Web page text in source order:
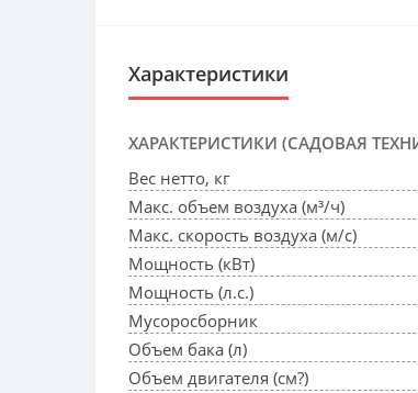
Характеристики
ХАРАКТЕРИСТИКИ (САДОВАЯ
Вес нетто, кг
Макс. объем воздуха (м³/ч)
Макс. скорость воздуха (м/с)
Мощность (кВт)
Мощность (л.с.)
Мусоросборник
Объем бака (л)
Объем двигателя (см?)